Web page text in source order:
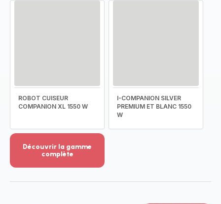
ROBOT CUISEUR
COMPANION XL 1550 W
I-COMPANION SILVER
PREMIUM ET BLANC 1550
W
Découvrir la gamme
complète
-